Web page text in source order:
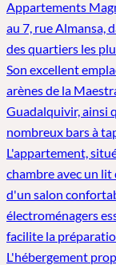
Appartements
au 7, rue Almansa,
des quartiers les
Son excellent
arènes de la
Guadalquivir, ainsi
nombreux bars à
L'appartement,
chambre avec un
d'un salon
électroménagers
facilite la
L'hébergement